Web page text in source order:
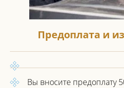
Предоплата и
Вы вносите предоплату